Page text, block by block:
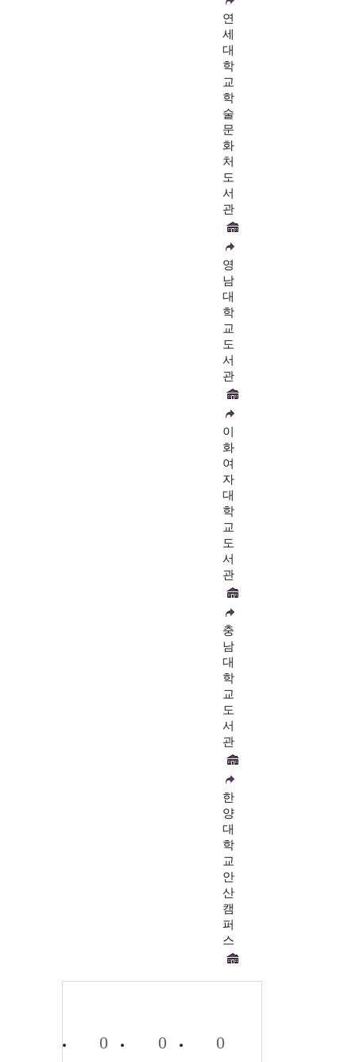
연
세
대
학
교
학
술
문
화
처
도
서
관
영
남
대
학
교
도
서
관
이
화
여
자
대
학
교
도
서
관
충
남
대
학
교
도
서
관
한
양
대
학
교
안
산
캠
퍼
스
0 0 0